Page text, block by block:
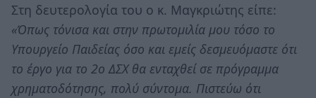
Στη δευτερολογία του ο κ. Μαγκριώτης είπε:
«Όπως τόνισα και στην πρωτομιλία μου τόσο το
Υπουργείο Παιδείας όσο και εμείς δεσμευόμαστε ότι
το έργο για το 2ο ΔΣΧ θα ενταχθεί σε πρόγραμμα
χρηματοδότησης, πολύ σύντομα. Πιστεύω ότι